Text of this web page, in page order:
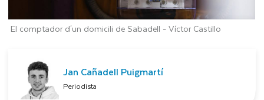
El comptador d'un domicili de Sabadell -Víctor Castillo
Jan Cañadell Puigmartí
Periodista